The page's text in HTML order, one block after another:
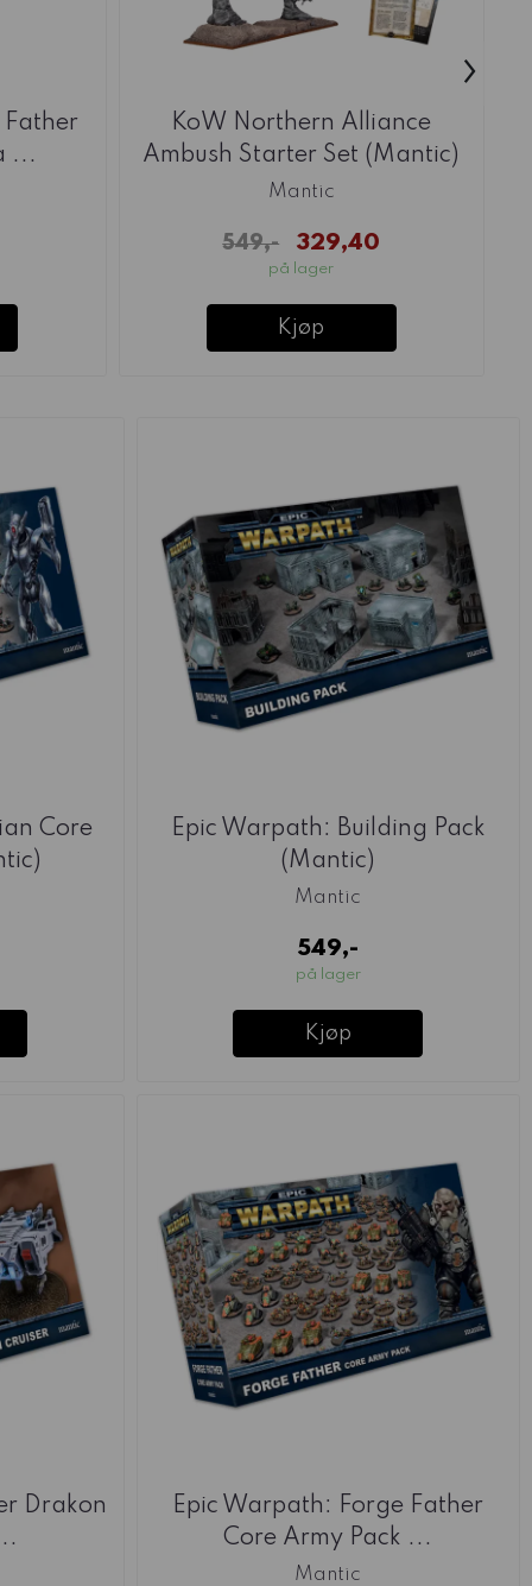
Father
...
KoW Northern Alliance
Ambush Starter Set (Mantic)
Mantic
549,- 329,40
på lager
Kjøp
›
Core
Epic Warpath: Building Pack
(Mantic)
Mantic
549,-
på lager
Kjøp
Drakon
Epic Warpath: Forge Father
Core Army Pack ...
Mantic